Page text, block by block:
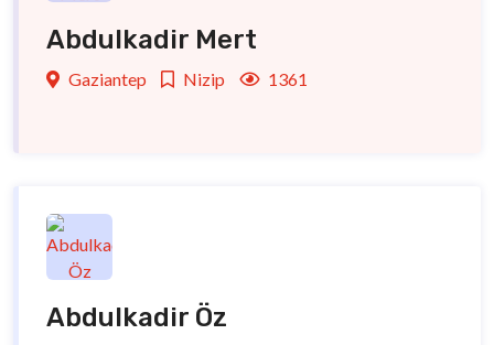
Abdulkadir Mert
Gaziantep Nizip 1361
Abdulkadir Öz